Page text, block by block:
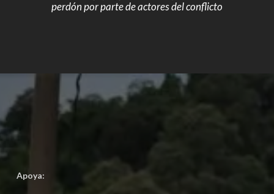
perdón por parte de actores del conflicto
Apoya: